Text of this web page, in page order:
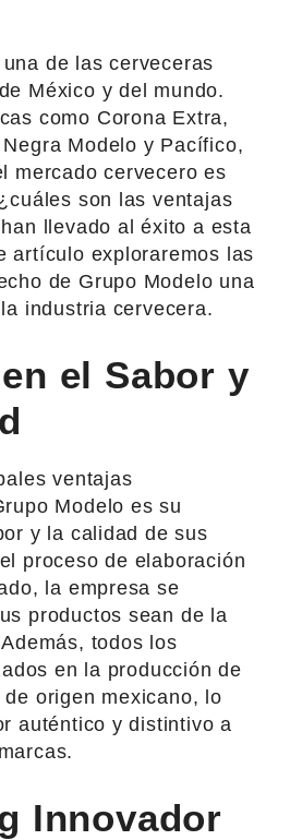
de las cerveceras
México y del mundo.
como Corona Extra,
Modelo y Pacífico,
mercado cervecero es
son las ventajas
llevado al éxito a esta
artículo exploraremos las
de Grupo Modelo una
industria cervecera.
el Sabor y
ventajas
Modelo es su
y la calidad de sus
proceso de elaboración
la empresa se
productos sean de la
todos los
en la producción de
origen mexicano, lo
auténtico y distintivo a
Innovador